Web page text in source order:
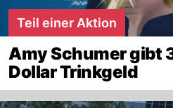
Teil einer Aktion
Amy Schumer gibt
Dollar Trinkgeld